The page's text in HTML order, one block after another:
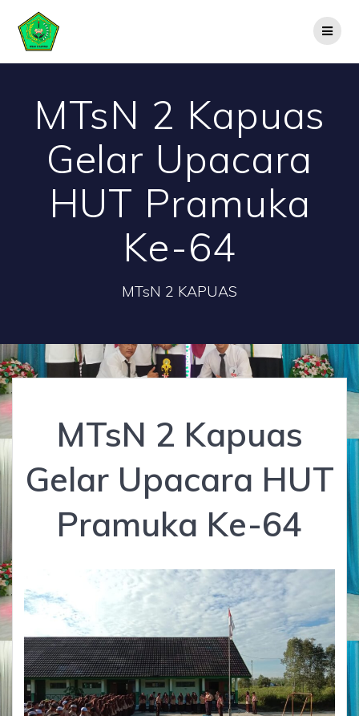
MTsN 2 Kapuas
Gelar Upacara
HUT Pramuka
Ke-64
MTsN 2 KAPUAS
MTsN 2 Kapuas
Gelar Upacara HUT
Pramuka Ke-64